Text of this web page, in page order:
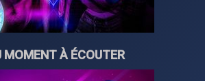
MOMENT À ÉCOUTER